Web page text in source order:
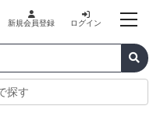
新規会員登録 ログイン
探す